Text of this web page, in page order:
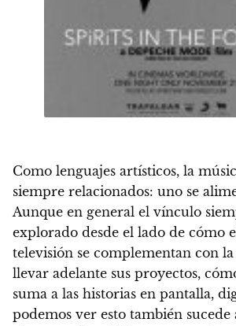
Como lenguajes artísticos, la
siempre relacionados: uno se
Aunque en general el vínculo
explorado desde el lado de cómo
televisión se complementan con
llevar adelante sus proyectos,
suma a las historias en pantalla,
podemos ver esto también sucede